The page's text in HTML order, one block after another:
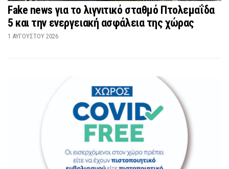
Fake news για το λιγνιτικό σταθμό Πτολεμαΐδα
5 και την ενεργειακή ασφάλεια της χώρας
1 ΑΥΓΟΎΣΤΟΥ 2026